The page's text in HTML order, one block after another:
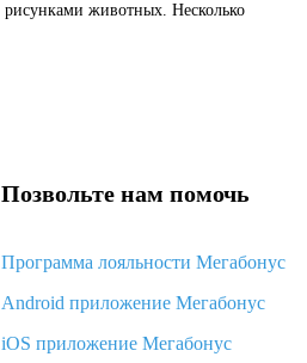
рисунками животных. Несколько
Позвольте нам помочь
Программа лояльности Мегабонус
Android приложение Мегабонус
iOS приложение Мегабонус